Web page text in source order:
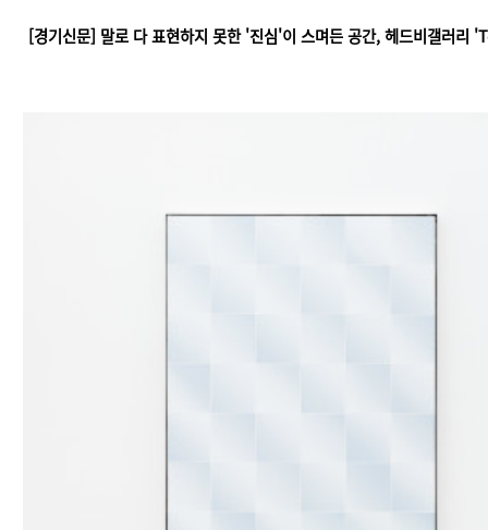
[경기신문] 말로 다 표현하지 못한 '진심'이 스며든 공간, 헤드비갤러리